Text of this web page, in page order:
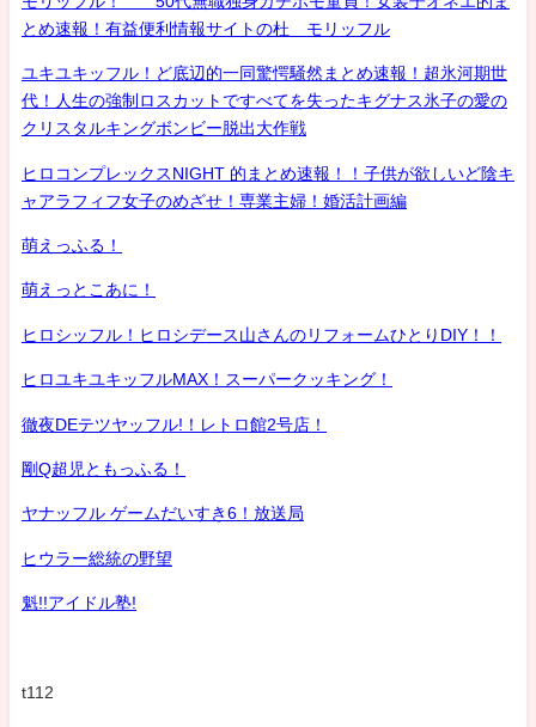
とめ速報！有益便利情報サイトの杜 モリッフル
ユキユキッフル！ど底辺的一同驚愕騒然まとめ速報！超氷河期世
代！人生の強制ロスカットですべてを失ったキグナス氷子の愛の
クリスタルキングボンビー脱出大作戦
ヒロコンプレックスNIGHT 的まとめ速報！！子供が欲しいど陰キ
ャアラフィフ女子のめざせ！専業主婦！婚活計画編
萌えっふる！
萌えっとこあに！
ヒロシッフル！ヒロシデース山さんのリフォームひとりDIY！！
ヒロユキユキッフルMAX！スーパークッキング！
徹夜DEテツヤッフル!！レトロ館2号店！
剛Q超児ともっふる！
ヤナッフル ゲームだいすき6！放送局
ヒウラー総統の野望
魁!!アイドル塾!
t112